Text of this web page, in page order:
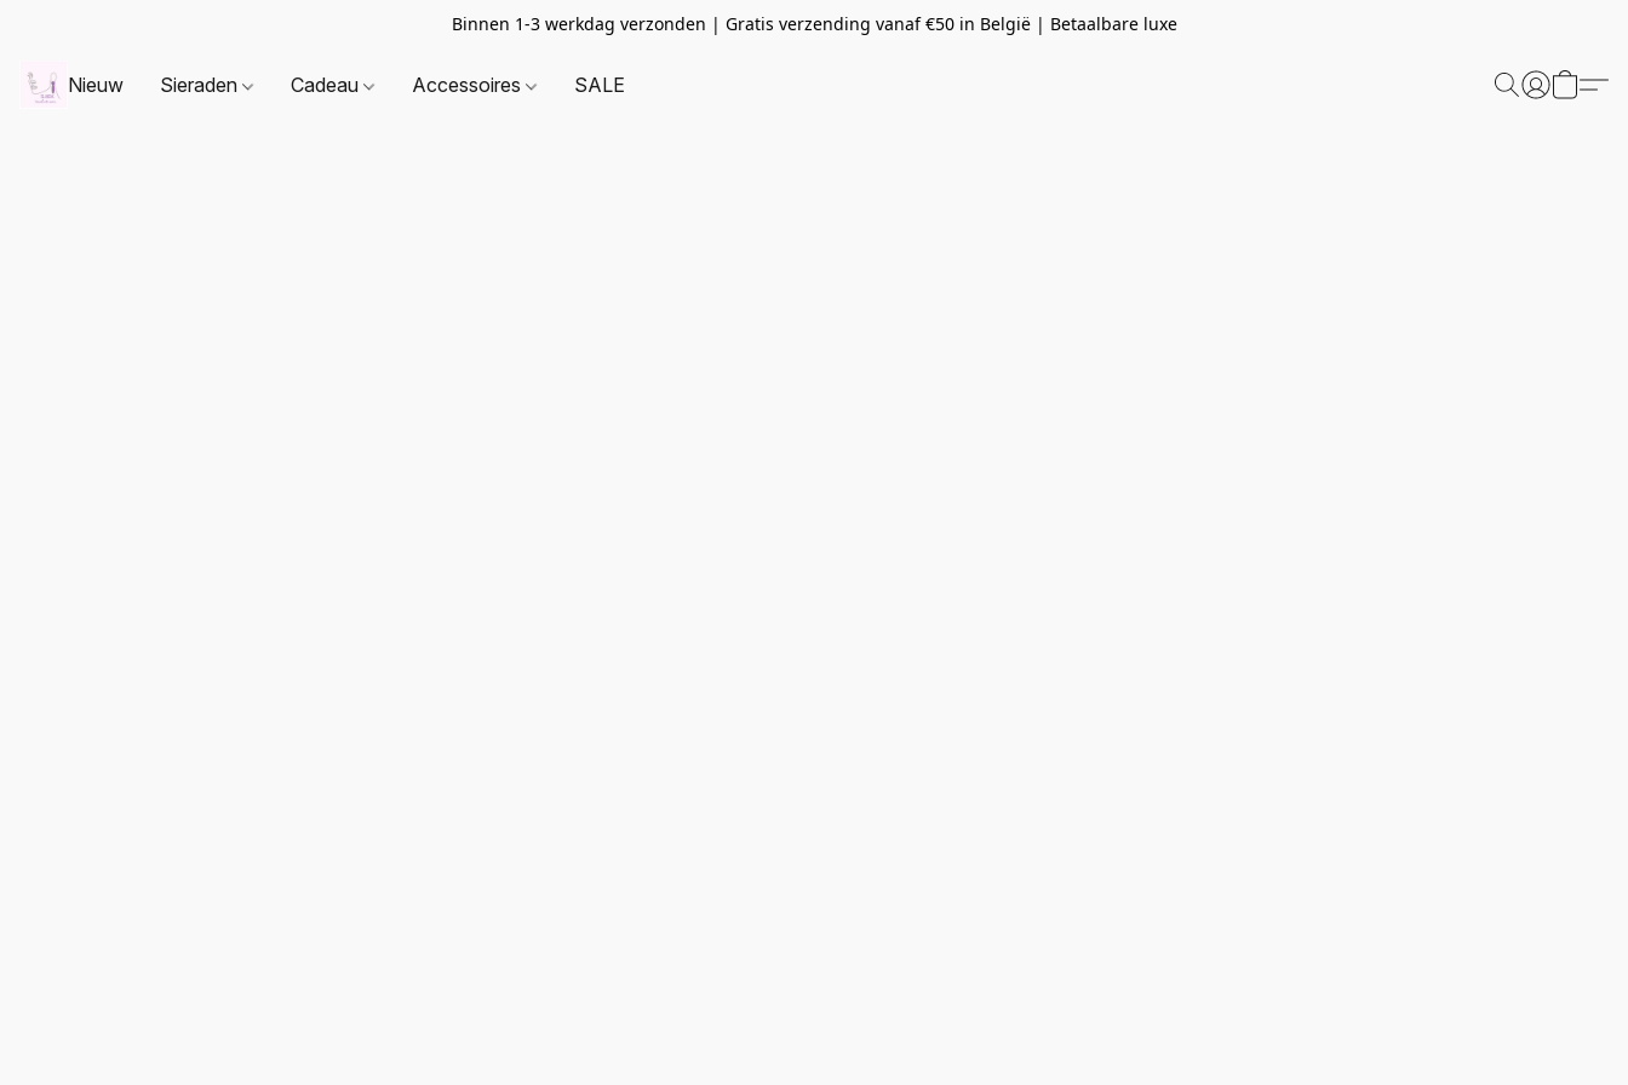
Binnen 1-3 werkdag verzonden | Gratis verzending vanaf €50 in België | Betaalbare luxe
Nieuw Sieraden Cadeau Accessoires SALE